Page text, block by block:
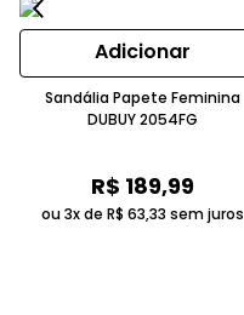
Adicionar
Sandália Papete Feminina
DUBUY 2054FG
R$ 189,99
ou 3x de R$ 63,33 sem juros